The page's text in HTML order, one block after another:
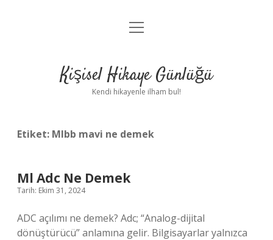
Anasayfa
Yasal Uyarı
menüyü
Kişisel Hikaye Günlüğü
Kendi hikayenle ilham bul!
Etiket: Mlbb mavi ne demek
Ml Adc Ne Demek
Tarih: Ekim 31, 2024
ADC açılımı ne demek? Adc; “Analog-dijital
dönüştürücü” anlamına gelir. Bilgisayarlar yalnızca